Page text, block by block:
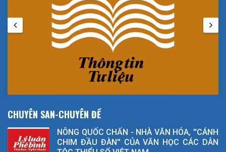
CHUYÊN SAN-CHUYÊN ĐỀ
NÔNG QUỐC CHẤN - NHÀ VĂN HÓA, ''CÁNH
CHIM ĐẦU ĐÀN'' CỦA VĂN HỌC CÁC DÂN